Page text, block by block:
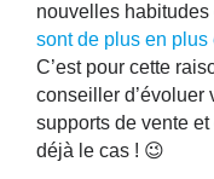
nouvelles
sont de plus en plus
C’est pour cette
conseiller d’évoluer
supports de vente
déjà le cas ! 😉